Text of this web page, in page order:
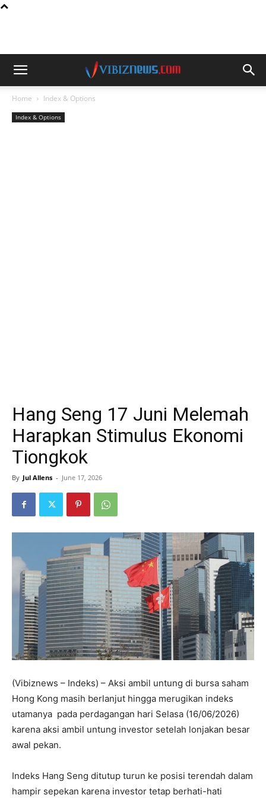
Home Index & Options
Index & Options
Hang Seng 17 Juni Melemah
Harapkan Stimulus Ekonomi
Tiongkok
By Jul Allens - June 17, 2026
(Vibiznews – Indeks) – Aksi ambil untung di bursa saham
Hong Kong masih berlanjut hingga merugikan indeks
utamanya pada perdagangan hari Selasa (16/06/2026)
karena aksi ambil untung investor setelah lonjakan besar
awal pekan.
Indeks Hang Seng ditutup turun ke posisi terendah dalam
hampir sepekan karena investor tetap berhati-hati